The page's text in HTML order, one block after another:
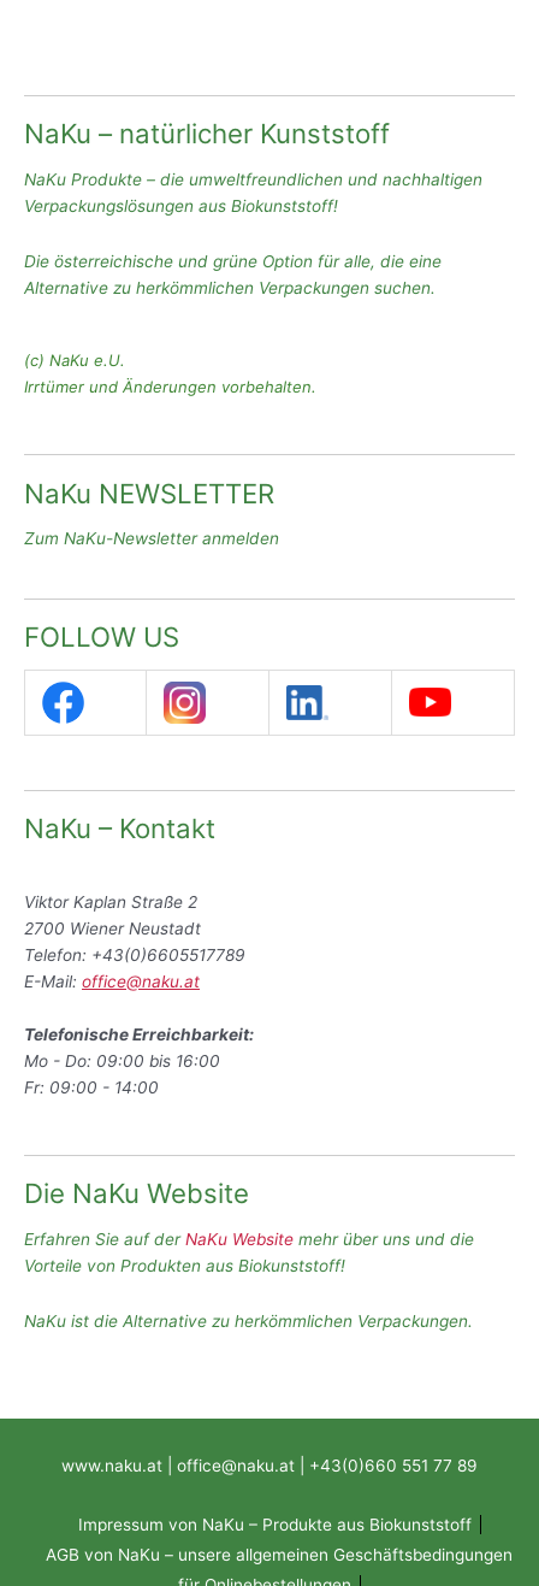
NaKu – natürlicher Kunststoff
NaKu Produkte – die umweltfreundlichen und nachhaltigen
Verpackungslösungen aus Biokunststoff!
Die österreichische und grüne Option für alle, die eine
Alternative zu herkömmlichen Verpackungen suchen.
(c) NaKu e.U.
Irrtümer und Änderungen vorbehalten.
NaKu NEWSLETTER
Zum NaKu-Newsletter anmelden
FOLLOW US
NaKu – Kontakt
Viktor Kaplan Straße 2
2700 Wiener Neustadt
Telefon: +43(0)6605517789
E-Mail: office@naku.at
Telefonische Erreichbarkeit:
Mo - Do: 09:00 bis 16:00
Fr: 09:00 - 14:00
Die NaKu Website
Erfahren Sie auf derNaKu Website mehr über uns und die
Vorteile von Produkten aus Biokunststoff!
NaKu ist die Alternative zu herkömmlichen Verpackungen.
www.naku.at | office@naku.at | +43(0)660 551 77 89
Impressum von NaKu – Produkte aus Biokunststoff
AGB von NaKu – unsere allgemeinen Geschäftsbedingungen